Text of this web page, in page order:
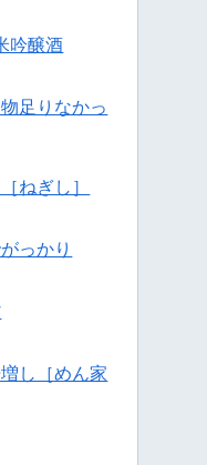
吟醸酒
足りなかっ
ねぎし］
っかり
し［めん家